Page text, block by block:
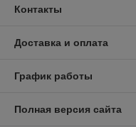
Контакты
Доставка и оплата
График работы
Полная версия сайта